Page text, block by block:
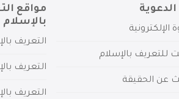
الدعوية
الإلكترونية
للتعريف بالإسلام
عن الحقيقة
مواقع
بالإسلام
التعريف
التعريف
التعريف